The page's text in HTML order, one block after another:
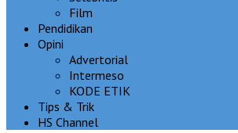
Film
Pendidikan
Opini
Advertorial
Intermeso
KODE ETIK
Tips & Trik
HS Channel